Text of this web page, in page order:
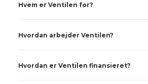
Hvem er Ventilen for?
Hvordan arbejder Ventilen?
Hvordan er Ventilen finansieret?